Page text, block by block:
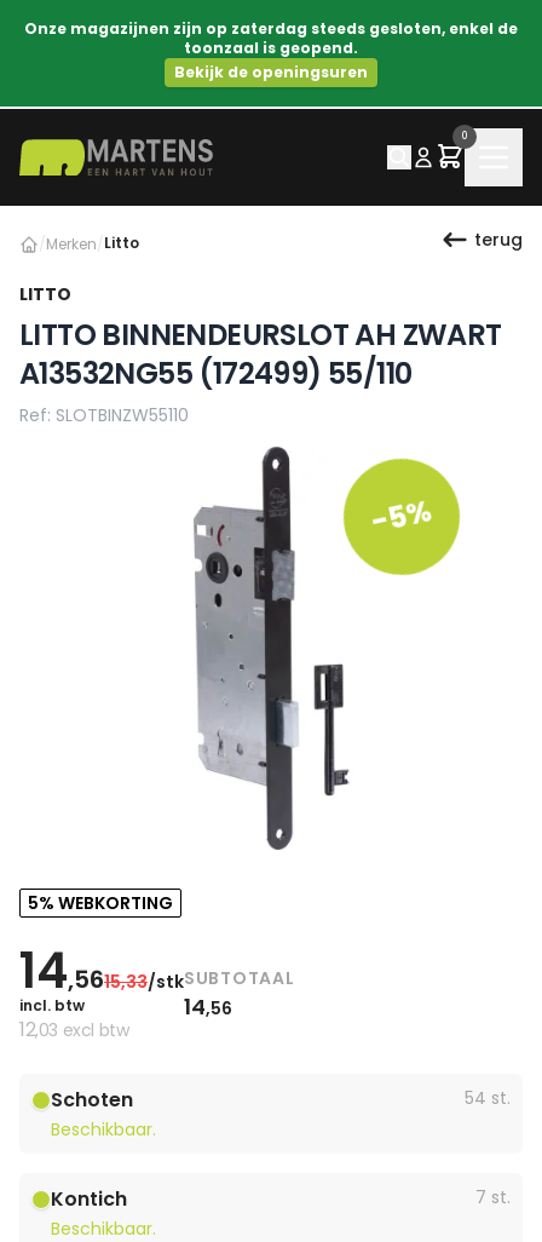
Onze magazijnen zijn op zaterdag steeds gesloten, enkel de
toonzaal is geopend.
Bekijk de openingsuren
0
/Merken/Litto terug
LITTO
LITTO BINNENDEURSLOT AH ZWART
A13532NG55 (172499) 55/110
Ref: SLOTBINZW55110
-5%
5% WEBKORTING
14,5615,33/stk
incl. btw
12,03 excl btw
SUBTOTAAL
14,56
Schoten
54 st.
Beschikbaar.
Kontich
7 st.
Beschikbaar.